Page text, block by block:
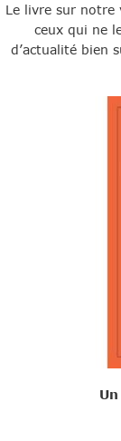
Le livre sur notre
ceux qui ne
d’actualité bien